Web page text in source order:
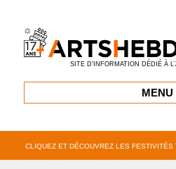
SITE D’INFORMATION DÉDIÉ À
MENU
CLIQUEZ ET DÉCOUVREZ LES FESTIVITÉS